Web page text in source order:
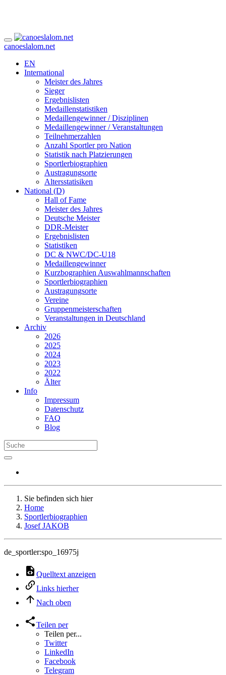
canoeslalom.net
EN
International
Meister des Jahres
Sieger
Ergebnislisten
Medaillenstatistiken
Medaillengewinner / Disziplinen
Medaillengewinner / Veranstaltungen
Teilnehmerzahlen
Anzahl Sportler pro Nation
Statistik nach Platzierungen
Sportlerbiographien
Austragungsorte
Altersstatisiken
National (D)
Hall of Fame
Meister des Jahres
Deutsche Meister
DDR-Meister
Ergebnislisten
Statistiken
DC & NWC/DC-U18
Medaillengewinner
Kurzbographien Auswahlmannschaften
Sportlerbiographien
Austragungsorte
Vereine
Gruppenmeisterschaften
Veranstaltungen in Deutschland
Archiv
2026
2025
2024
2023
2022
Älter
Info
Impressum
Datenschutz
FAQ
Blog
Sie befinden sich hier
Home
Sportlerbiographien
Josef JAKOB
de_sportler:spo_16975j
Quelltext anzeigen
Links hierher
Nach oben
Teilen per
Teilen per...
Twitter
LinkedIn
Facebook
Telegram